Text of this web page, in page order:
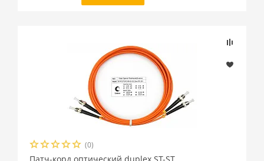
(0)